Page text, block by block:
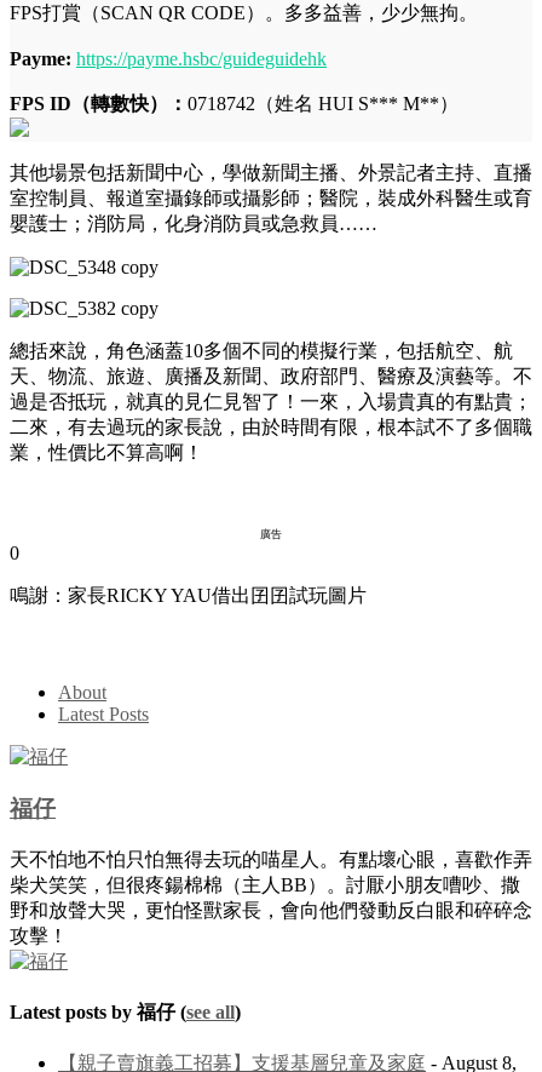
FPS打賞（SCAN QR CODE）。多多益善，少少無拘。
Payme: https://payme.hsbc/guideguidehk
FPS ID（轉數快）： 0718742（姓名 HUI S*** M**）
其他場景包括新聞中心，學做新聞主播、外景記者主持、直播
室控制員、報道室攝錄師或攝影師；醫院，裝成外科醫生或育
嬰護士；消防局，化身消防員或急救員……
總括來說，角色涵蓋10多個不同的模擬行業，包括航空、航
天、物流、旅遊、廣播及新聞、政府部門、醫療及演藝等。不
過是否抵玩，就真的見仁見智了！一來，入場貴真的有點貴；
二來，有去過玩的家長說，由於時間有限，根本試不了多個職
業，性價比不算高啊！
廣告
0
鳴謝：家長RICKY YAU借出囝囝試玩圖片
About
Latest Posts
福仔
天不怕地不怕只怕無得去玩的喵星人。有點壞心眼，喜歡作弄
柴犬笑笑，但很疼鍚棉棉（主人BB）。討厭小朋友嘈吵、撒
野和放聲大哭，更怕怪獸家長，會向他們發動反白眼和碎碎念
攻擊！
Latest posts by 福仔(see all)
【親子賣旗義工招募】支援基層兒童及家庭 - August 8,